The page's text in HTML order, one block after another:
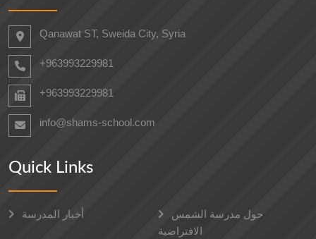
Qanawat ST, Sweida City, Syria
+963993229981
+963993229981
info@shams-school.com
Quick Links
أخبار المدرسة
الافتراضية